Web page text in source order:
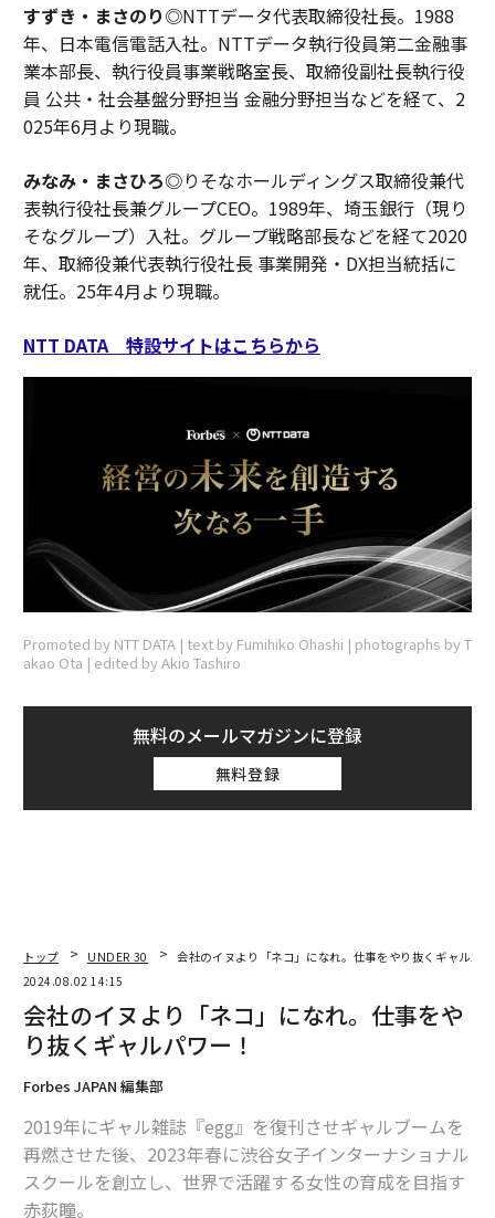
すずき・まさのり◎NTTデータ代表取締役社長。1988
年、日本電信電話入社。NTTデータ執行役員第二金融事
業本部長、執行役員事業戦略室長、取締役副社長執行役
員 公共・社会基盤分野担当 金融分野担当などを経て、2
025年6月より現職。
みなみ・まさひろ◎りそなホールディングス取締役兼代
表執行役社長兼グループCEO。1989年、埼玉銀行（現り
そなグループ）入社。グループ戦略部長などを経て2020
年、取締役兼代表執行役社長 事業開発・DX担当統括に
就任。25年4月より現職。
NTT DATA 特設サイトはこちらから
Promoted by NTT DATA | text by Fumihiko Ohashi | photographs by T
akao Ota | edited by Akio Tashiro
無料のメールマガジンに登録
無料登録
トップ UNDER 30
会社のイヌより「ネコ」になれ。仕事をやり抜くギャルパ
2024.08.02 14:15
会社のイヌより「ネコ」になれ。仕事をや
り抜くギャルパワー！
Forbes JAPAN 編集部
2019年にギャル雑誌『egg』を復刊させギャルブームを
再燃させた後、2023年春に渋谷女子インターナショナル
スクールを創立し、世界で活躍する女性の育成を目指す
赤荻瞳。